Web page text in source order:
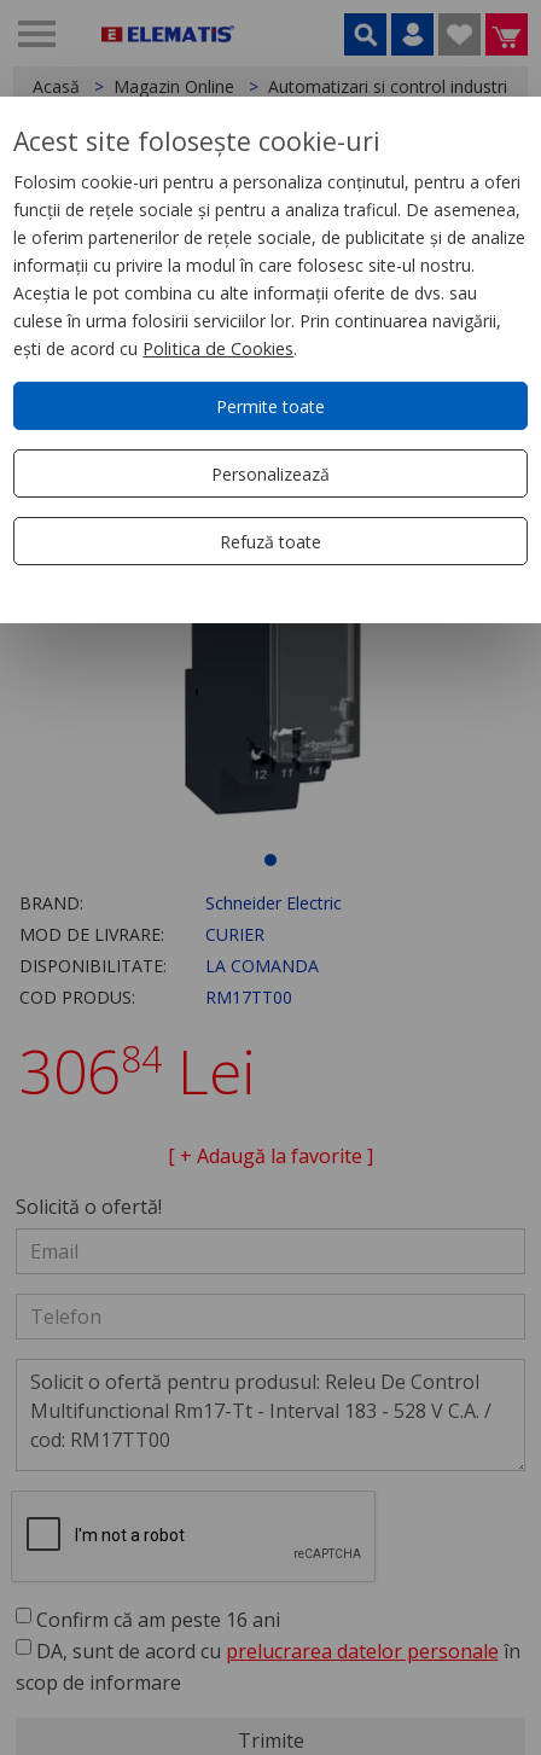
Acasă Magazin Online Automatizari si control industrial
< Relee
Releu De Control
Multifunctional Rm17-Tt -
Interval 183 - 528 V C.A.
BRAND:
Schneider Electric
MOD DE LIVRARE:
CURIER
DISPONIBILITATE:
LA COMANDA
COD PRODUS:
RM17TT00
30684 Lei
[ + Adaugă la favorite ]
Solicită o ofertă!
Confirm că am peste 16 ani
DA, sunt de acord cu prelucrarea datelor personale în
scop de informare
Trimite
Acest site folosește cookie-uri
Folosim cookie-uri pentru a personaliza conținutul, pentru a oferi
funcții de rețele sociale și pentru a analiza traficul. De asemenea,
le oferim partenerilor de rețele sociale, de publicitate și de analize
informații cu privire la modul în care folosesc site-ul nostru.
Aceștia le pot combina cu alte informații oferite de dvs. sau
culese în urma folosirii serviciilor lor. Prin continuarea navigării,
ești de acord cu Politica de Cookies.
Permite toate
Personalizează
Refuză toate